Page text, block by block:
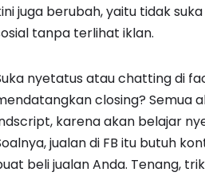
juga berubah, yaitu tidak
tanpa terlihat iklan.
nyetatus atau chatting di
closing? Semua
karena akan belajar
jualan di FB itu butuh
beli jualan Anda. Tenang,